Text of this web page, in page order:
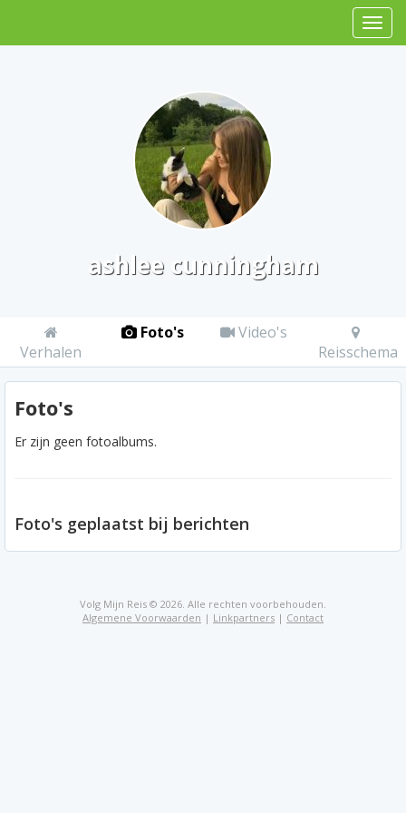
ashlee cunningham
Verhalen
Foto's
Video's
Reisschema
Foto's
Er zijn geen fotoalbums.
Foto's geplaatst bij berichten
Volg Mijn Reis © 2026. Alle rechten voorbehouden.
Algemene Voorwaarden | Linkpartners | Contact